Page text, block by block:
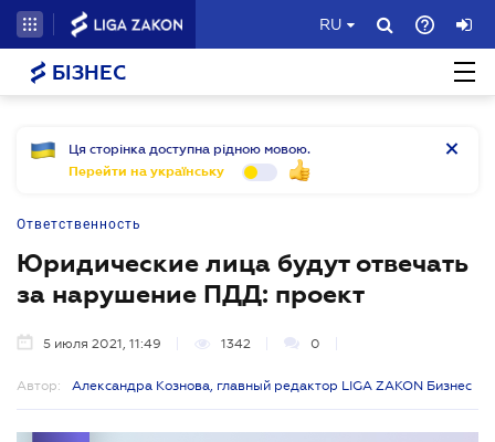
RU
БІЗНЕС
Ця сторінка доступна рідною мовою.
Перейти на українську
Ответственность
Юридические лица будут отвечать
за нарушение ПДД: проект
5 июля 2021, 11:49 1342 0
Автор: Александра Кознова, главный редактор LIGA ZAKON Бизнес